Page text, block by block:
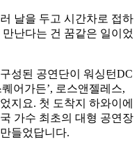
날을 두고 시간차로 접하
난다는 건 꿈같은 일이었
성된 공연단이 워싱턴DC
어가든’, 로스앤젤레스,
지요. 첫 도착지 하와이에
가수 최초의 대형 공연장
들었답니다.